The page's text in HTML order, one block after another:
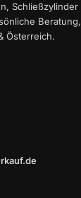
Schließzylinder
Beratung,
Österreich.